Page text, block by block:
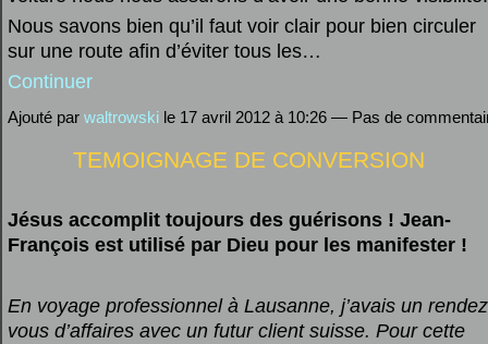
Nous savons bien qu’il faut voir clair pour bien circuler
sur une route afin d’éviter tous les…
Continuer
Ajouté par waltrowski le 17 avril 2012 à 10:26 — Pas de
TEMOIGNAGE DE CONVERSION
Jésus accomplit toujours des guérisons ! Jean-
François est utilisé par Dieu pour les manifester !
En voyage professionnel à Lausanne, j’avais un
vous d’affaires avec un futur client suisse. Pour cette